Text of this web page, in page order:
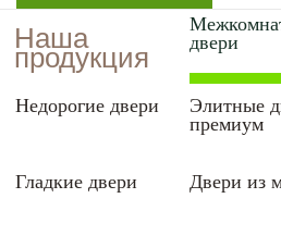
Наша
продукция
двери
Недорогие двери
Элитные
премиум
Гладкие двери Двери из